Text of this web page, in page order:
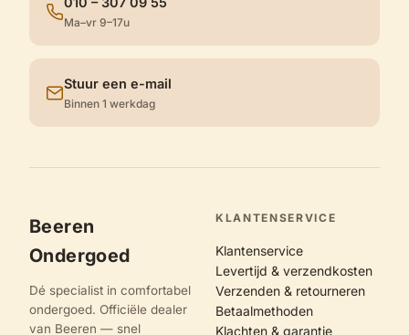
Ma–vr 9–17u
Stuur een e-mail
Binnen 1 werkdag
Beeren
Ondergoed
Dé specialist in comfortabel
ondergoed. Officiële dealer
van Beeren — snel
KLANTENSERVICE
Klantenservice
Levertijd & verzendkosten
Verzenden & retourneren
Betaalmethoden
Klachten & garantie